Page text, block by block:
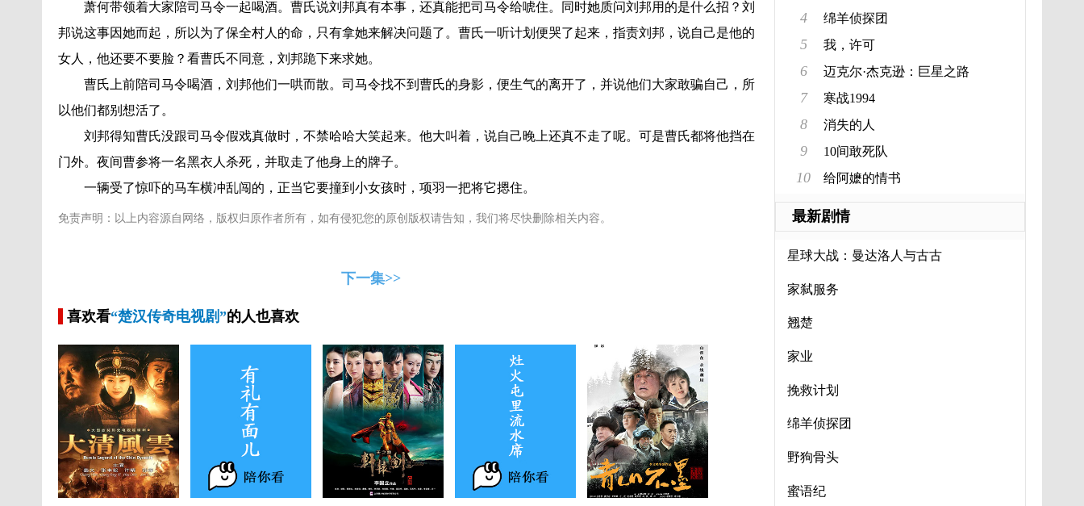
萧何带领着大家陪司马令一起喝酒。曹氏说刘邦真有本事，还真能把司马令给唬住。同时她质问刘邦用的是什么招？刘
邦说这事因她而起，所以为了保全村人的命，只有拿她来解决问题了。曹氏一听计划便哭了起来，指责刘邦，说自己是他的
女人，他还要不要脸？看曹氏不同意，刘邦跪下来求她。
曹氏上前陪司马令喝酒，刘邦他们一哄而散。司马令找不到曹氏的身影，便生气的离开了，并说他们大家敢骗自己，所
以他们都别想活了。
刘邦得知曹氏没跟司马令假戏真做时，不禁哈哈大笑起来。他大叫着，说自己晚上还真不走了呢。可是曹氏都将他挡在
门外。夜间曹参将一名黑衣人杀死，并取走了他身上的牌子。
一辆受了惊吓的马车横冲乱闯的，正当它要撞到小女孩时，项羽一把将它摁住。
免责声明：以上内容源自网络，版权归原作者所有，如有侵犯您的原创版权请告知，我们将尽快删除相关内容。
下一集>>
喜欢看“楚汉传奇电视剧”的人也喜欢
4 绵羊侦探团
5 我，许可
6 迈克尔·杰克逊：巨星之路
7 寒战1994
8 消失的人
9 10间敢死队
10 给阿嬷的情书
最新剧情
星球大战：曼达洛人与古古
家弑服务
翘楚
家业
挽救计划
绵羊侦探团
野狗骨头
蜜语纪